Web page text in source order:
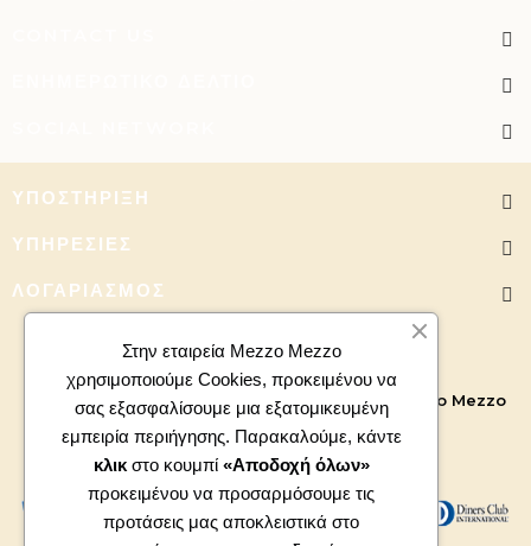
ΥΠΟΣΤΉΡΙΞΗ
ΥΠΗΡΕΣΊΕΣ
ΛΟΓΑΡΙΑΣΜΌΣ
Copyright 2026 - All right reserved. Powered by Mezzo Mezzo
Στην εταιρεία Mezzo Mezzo
χρησιμοποιούμε Cookies, προκειμένου να
σας εξασφαλίσουμε μια εξατομικευμένη
εμπειρία περιήγησης. Παρακαλούμε, κάντε
κλικ στο κουμπί «Αποδοχή όλων»
προκειμένου να προσαρμόσουμε τις
προτάσεις μας αποκλειστικά στο